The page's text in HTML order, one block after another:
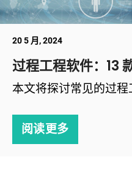
20 5 月, 2024
过程工程软件：13
本文将探讨常见的过程
阅读更多